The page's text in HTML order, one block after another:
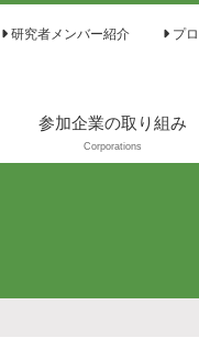
研究者メンバー紹介 プ
参加企業の取り組み
Corporations